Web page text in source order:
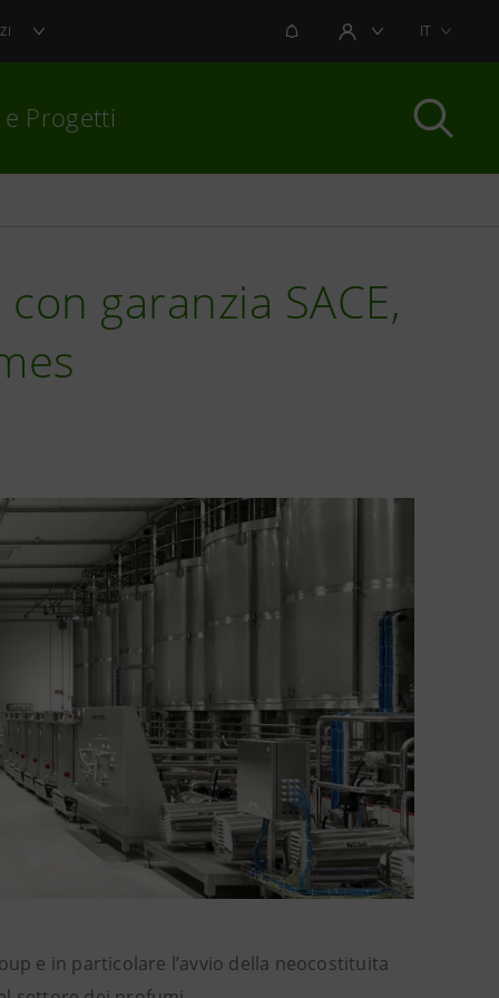
NOTIFICHEAREA UTENTEIT
e Progetti
garanzia SACE,
e in particolare l’avvio della neocostituita